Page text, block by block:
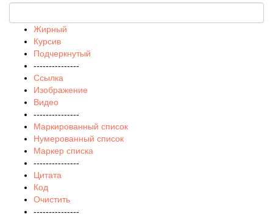
Жирный
Курсив
Подчеркнутый
---------------
Ссылка
Изображение
Видео
---------------
Маркированный список
Нумерованный список
Маркер списка
---------------
Цитата
Код
Очистить
---------------